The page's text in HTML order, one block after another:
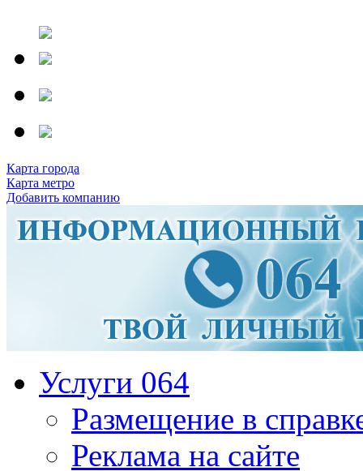
Карта города
Карта метро
Добавить компанию
Услуги 064
Размещение в
Реклама на сайте